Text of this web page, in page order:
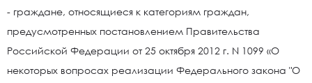
- граждане, относящиеся к категориям граждан,
предусмотренных постановлением Правительства
Российской Федерации от 25 октября 2012 г. N 1099 «О
некоторых вопросах реализации Федерального закона "О